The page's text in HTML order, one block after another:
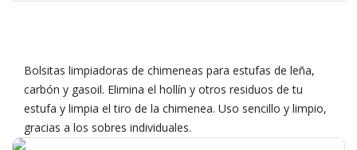
Bolsitas limpiadoras de chimeneas para estufas de leña,
carbón y gasoil. Elimina el hollín y otros residuos de tu
estufa y limpia el tiro de la chimenea. Uso sencillo y limpio,
gracias a los sobres individuales.